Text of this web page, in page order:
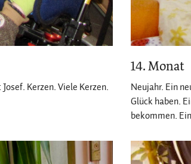
Kerzen. Viele Kerzen.
14. Monat
Neujahr. Ein
Glück haben.
bekommen.